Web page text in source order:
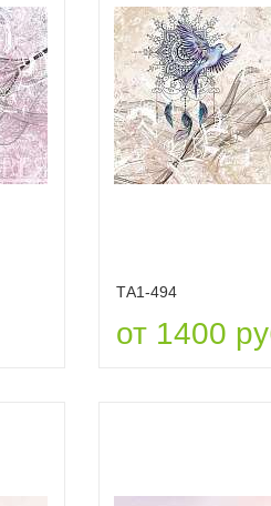
ТА1-494
от 1400